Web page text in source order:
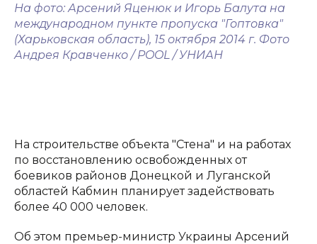
На фото: Арсений Яценюк и Игорь Балута на
международном пункте пропуска "Гоптовка"
(Харьковская область), 15 октября 2014 г. Фото
Андрея Кравченко / POOL / УНИАН
На строительстве объекта "Стена" и на работах
по восстановлению освобожденных от
боевиков районов Донецкой и Луганской
областей Кабмин планирует задействовать
более 40 000 человек.
Об этом премьер-министр Украины Арсений